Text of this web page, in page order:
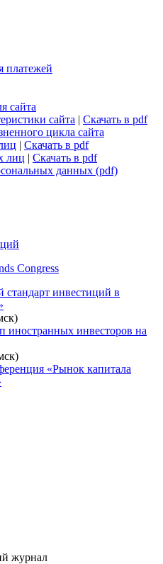
платежей
сайта
сайта | Скачать в pdf
цикла сайта
| Скачать в pdf
лиц | Скачать в pdf
данных (pdf)
Congress
инвестиций в
иностранных инвесторов на
«Рынок капитала
журнал